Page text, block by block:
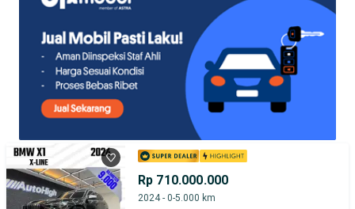
Rp 710.000.000
2024 - 0-5.000 km